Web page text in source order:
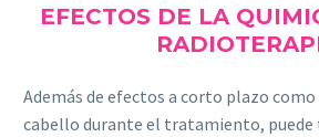
EFECTOS DE LA
Además de efectos a corto plazo como
cabello durante el tratamiento, puede